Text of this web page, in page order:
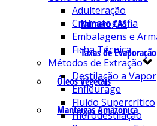
Número CAS
Taxas de Evaporação
Óleos Vegetais
Manteigas Amazônica
Adulteração
Cromatografia
Embalagens e
Ficha Técnica
Métodos de Extração
Destilação a Vapor
Enfleurage
Fluído Supercrítico
Hidrodestilação